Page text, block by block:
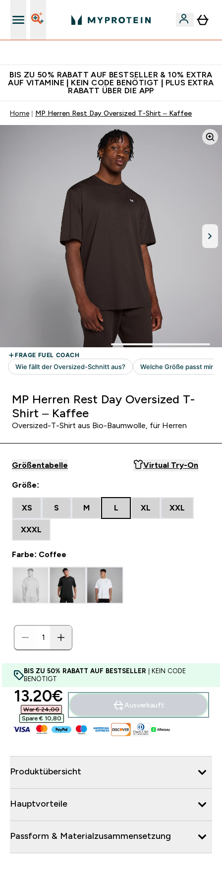
BIS ZU 50% RABATT AUF BESTSELLER & 10% EXTRA
AUF VITAMINE | KEIN CODE BENÖTIGT | PLUS EXTRA
RABATT ÜBER DIE APP
Home MP Herren Rest Day Oversized T-Shirt – Kaffee
MP Herren Rest Day Oversized T-
Shirt – Kaffee
Oversized-T-Shirt aus Bio-Baumwolle, für Herren
Größentabelle Virtual Try-On
Größe:
XS S M L XL XXL
XXXL
Farbe: Coffee
BIS ZU 50% RABATT AUF BESTSELLER | KEIN CODE
BENÖTIGT
discounted price
13.20€‎
War € 24,00‎
Spare € 10,80‎
Ausverkauft
Produktübersicht
Hauptvorteile
Passform & Materialzusammensetzung